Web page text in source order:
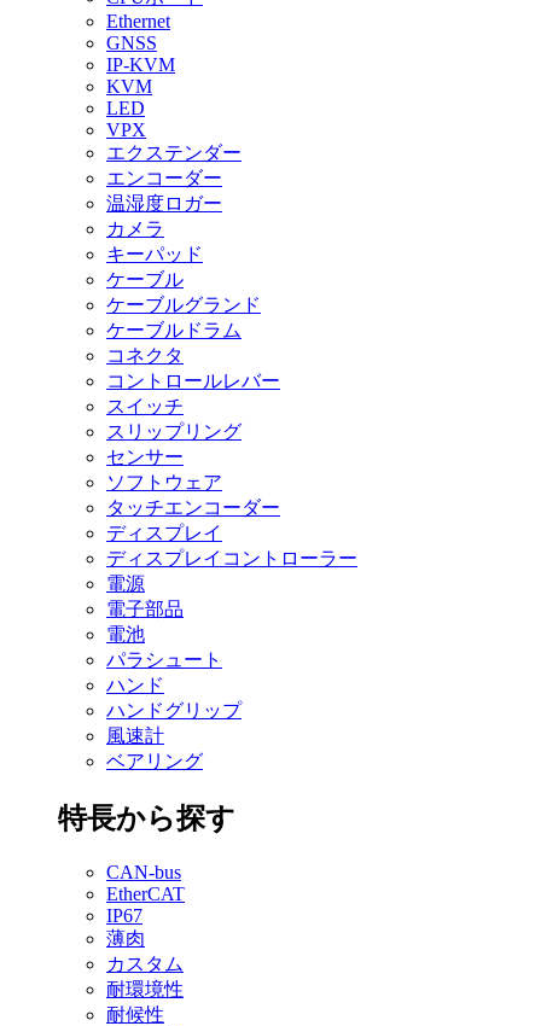
Ethernet
GNSS
IP-KVM
KVM
LED
VPX
エクステンダー
エンコーダー
温湿度ロガー
カメラ
キーパッド
ケーブル
ケーブルグランド
ケーブルドラム
コネクタ
コントロールレバー
スイッチ
スリップリング
センサー
ソフトウェア
タッチエンコーダー
ディスプレイ
ディスプレイコントローラー
電源
電子部品
電池
パラシュート
ハンド
ハンドグリップ
風速計
ベアリング
特長から探す
CAN-bus
EtherCAT
IP67
薄肉
カスタム
耐環境性
耐候性